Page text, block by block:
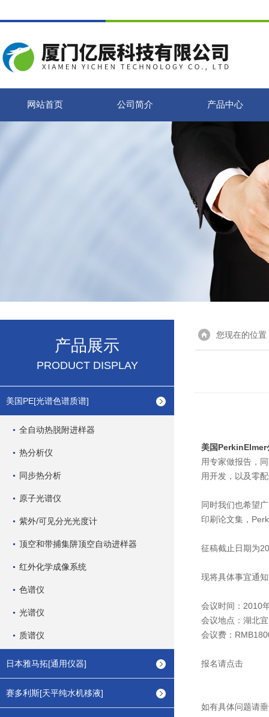
网站首页 公司简介 产品中心
产品展示
PRODUCT DISPLAY
美国PE[光谱色谱质谱]
全自动热脱附进样器
热分析仪
同步热分析
原子光谱仪
紫外/可见分光光度计
顶空和带捕集阱顶空自动进样器
红外化学成像系统
色谱仪
光谱仪
质谱仪
日本雅马拓[通用仪器]
赛多利斯[天平纯水机移液]
您现在的位置
美国PerkinElmer
用专家做报告，
用开发，以及零
同时我们也希望
印刷论文集，
征稿截止日期为
现将具体事宜通
会议时间：2010
会议地点：湖北
会议费：
报名请点击
如有具体问题请